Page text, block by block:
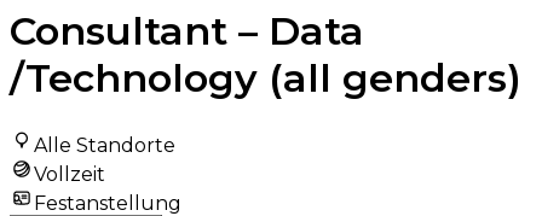
Consultant – Data
/Technology (all genders)
Alle Standorte
Vollzeit
Festanstellung